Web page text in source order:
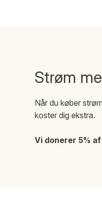
Strøm
Når du køber
koster dig ekstra.
Vi donerer 5%